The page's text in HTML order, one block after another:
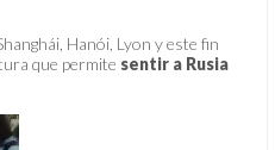
Hanói, Lyon y este fin
que permite sentir a Rusia